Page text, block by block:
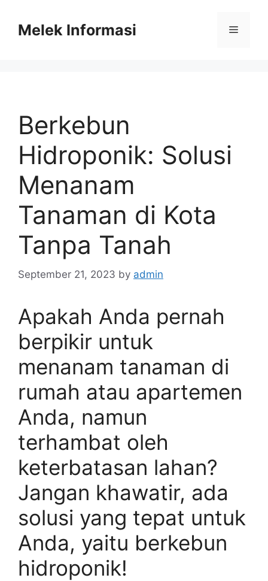
contentMelek Informasi Menu
Berkebun
Hidroponik: Solusi
Menanam
Tanaman di Kota
Tanpa Tanah
September 21, 2023 by admin
Apakah Anda pernah
berpikir untuk
menanam tanaman di
rumah atau apartemen
Anda, namun
terhambat oleh
keterbatasan lahan?
Jangan khawatir, ada
solusi yang tepat untuk
Anda, yaitu berkebun
hidroponik!